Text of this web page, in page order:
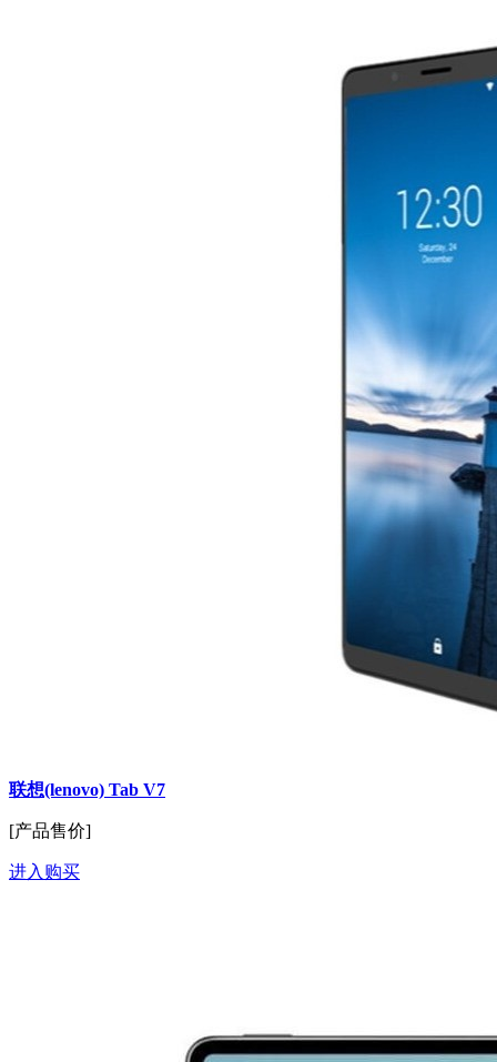
联想(lenovo) Tab V7
[产品售价]
进入购买